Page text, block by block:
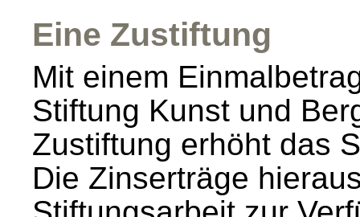
Eine Zustiftung
Mit einem
Stiftung Kunst und
Zustiftung erhöht das
Die Zinserträge